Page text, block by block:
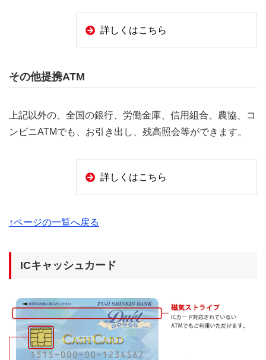
詳しくはこちら
その他提携ATM
上記以外の、全国の銀行、労働金庫、信用組合、農協、コ
ンビニATMでも、お引き出し、残高照会等ができます。
詳しくはこちら
↑ページの一覧へ戻る
ICキャッシュカード